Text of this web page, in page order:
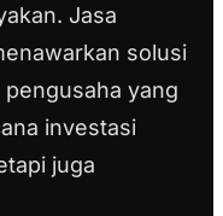
Jasa
solusi
yang
investasi
juga